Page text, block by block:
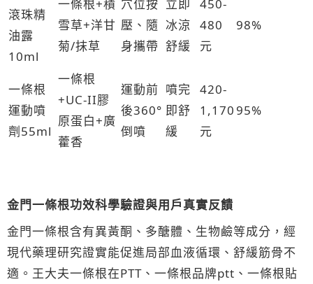
滾珠精
油露
10ml
一條根+積
雪草+洋甘
菊/抹草
穴位按
壓、隨
身攜帶
立即
冰涼
舒緩
450-
480
元
98%
一條根
運動噴
劑55ml
一條根
+UC-II膠
原蛋白+廣
藿香
運動前
後360°
倒噴
噴完
即舒
緩
420-
1,170
元
95%
金門一條根功效科學驗證與用戶真實反饋
金門一條根含有異黃酮、多醣體、生物鹼等成分，經
現代藥理研究證實能促進局部血液循環、舒緩筋骨不
適。王大夫一條根在PTT、一條根品牌ptt、一條根貼